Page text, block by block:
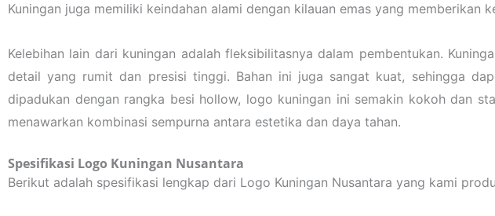
Kuningan juga memiliki keindahan alami dengan kilauan emas yang memberikan
Kelebihan lain dari kuningan adalah fleksibilitasnya dalam pembentukan.
detail yang rumit dan presisi tinggi. Bahan ini juga sangat kuat, sehingga
dipadukan dengan rangka besi hollow, logo kuningan ini semakin kokoh dan
menawarkan kombinasi sempurna antara estetika dan daya tahan.
Spesifikasi Logo Kuningan Nusantara
Berikut adalah spesifikasi lengkap dari Logo Kuningan Nusantara yang kami